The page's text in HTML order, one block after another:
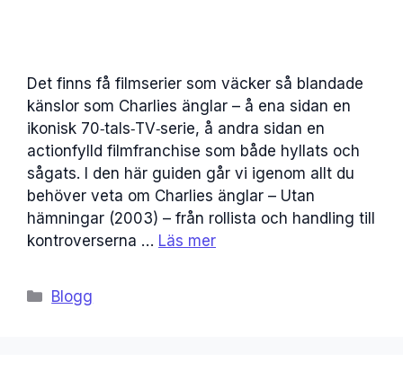
Det finns få filmserier som väcker så blandade
känslor som Charlies änglar – å ena sidan en
ikonisk 70‑tals‑TV‑serie, å andra sidan en
actionfylld filmfranchise som både hyllats och
sågats. I den här guiden går vi igenom allt du
behöver veta om Charlies änglar – Utan
hämningar (2003) – från rollista och handling till
kontroverserna … Läs mer
Kategorier
Blogg